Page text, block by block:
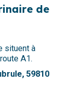
de
situent à
A1.
59810